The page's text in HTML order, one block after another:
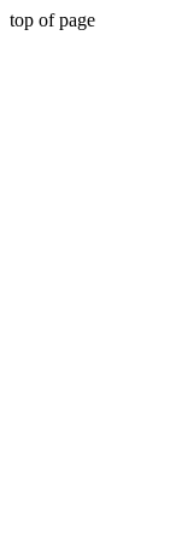
top of page